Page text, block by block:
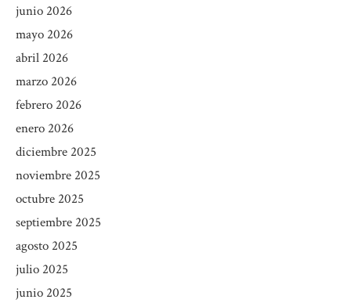
junio 2026
mayo 2026
abril 2026
marzo 2026
febrero 2026
enero 2026
diciembre 2025
noviembre 2025
octubre 2025
septiembre 2025
agosto 2025
julio 2025
junio 2025